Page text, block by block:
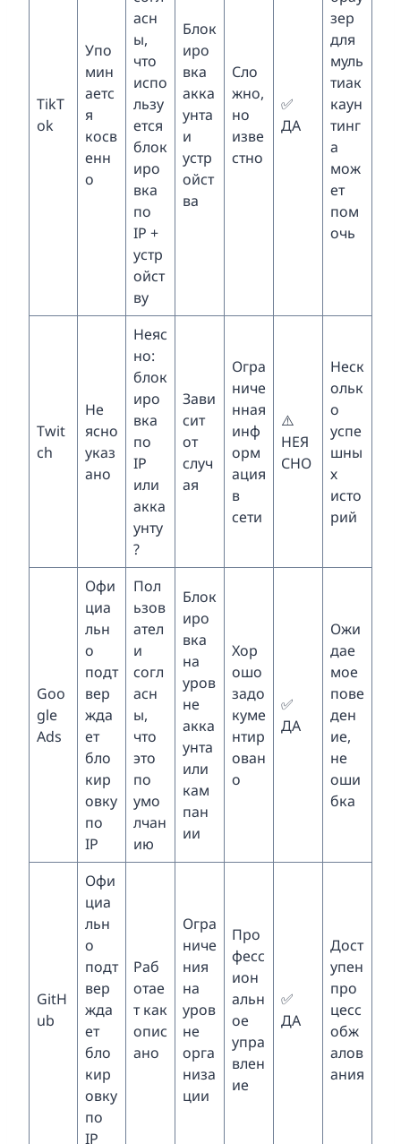
TikT
ok
Упо
мин
аетс
я
косв
енн
о
асн
ы,
что
испо
льзу
ется
блок
иро
вка
по
IP +
устр
ойст
ву
Блок
иро
вка
акка
унта
и
устр
ойст
ва
Сло
жно,
но
изве
стно
✅
ДА
зер
для
муль
тиак
каун
тинг
а
мож
ет
пом
очь
Twit
ch
Не
ясно
указ
ано
Неяс
но:
блок
иро
вка
по
IP
или
акка
унту
?
Зави
сит
от
случ
ая
Огра
ниче
нная
инф
орм
ация
в
сети
⚠️
НЕЯ
СНО
Неск
ольк
о
успе
шны
х
исто
рий
Goo
gle
Ads
Офи
циа
льн
о
подт
вер
жда
ет
бло
кир
овку
по
IP
Пол
ьзов
ател
и
согл
асн
ы,
что
это
по
умо
лчан
ию
Блок
иро
вка
на
уров
не
акка
унта
или
кам
пан
ии
Хор
ошо
задо
куме
нтир
ован
о
✅
ДА
Ожи
дае
мое
пове
ден
ие,
не
оши
бка
GitH
ub
Офи
циа
льн
о
подт
вер
жда
ет
бло
кир
овку
по
IP
Раб
отае
т как
опис
ано
Огра
ниче
ния
на
уров
не
орга
низа
ции
Про
фесс
ион
альн
ое
упра
влен
ие
✅
ДА
Дост
упен
про
цесс
обж
алов
ания